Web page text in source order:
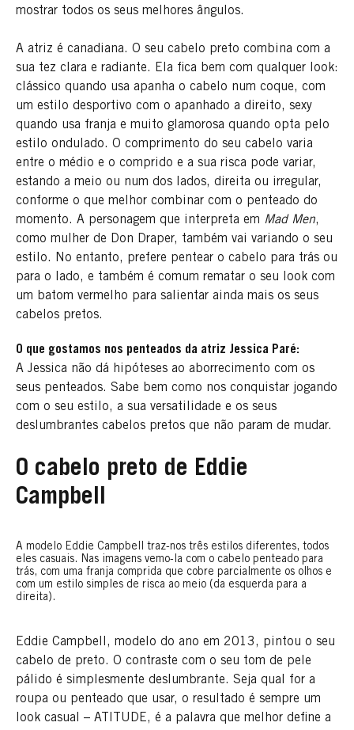
mostrar todos os seus melhores ângulos.
A atriz é canadiana. O seu cabelo preto combina com a
sua tez clara e radiante. Ela fica bem com qualquer look:
clássico quando usa apanha o cabelo num coque, com
um estilo desportivo com o apanhado a direito, sexy
quando usa franja e muito glamorosa quando opta pelo
estilo ondulado. O comprimento do seu cabelo varia
entre o médio e o comprido e a sua risca pode variar,
estando a meio ou num dos lados, direita ou irregular,
conforme o que melhor combinar com o penteado do
momento. A personagem que interpreta em Mad Men,
como mulher de Don Draper, também vai variando o seu
estilo. No entanto, prefere pentear o cabelo para trás ou
para o lado, e também é comum rematar o seu look com
um batom vermelho para salientar ainda mais os seus
cabelos pretos.
O que gostamos nos penteados da atriz Jessica Paré:
A Jessica não dá hipóteses ao aborrecimento com os
seus penteados. Sabe bem como nos conquistar jogando
com o seu estilo, a sua versatilidade e os seus
deslumbrantes cabelos pretos que não param de mudar.
O cabelo preto de Eddie
Campbell
A modelo Eddie Campbell traz-nos três estilos diferentes, todos
eles casuais. Nas imagens vemo-la com o cabelo penteado para
trás, com uma franja comprida que cobre parcialmente os olhos e
com um estilo simples de risca ao meio (da esquerda para a
direita).
Eddie Campbell, modelo do ano em 2013, pintou o seu
cabelo de preto. O contraste com o seu tom de pele
pálido é simplesmente deslumbrante. Seja qual for a
roupa ou penteado que usar, o resultado é sempre um
look casual – ATITUDE, é a palavra que melhor define a